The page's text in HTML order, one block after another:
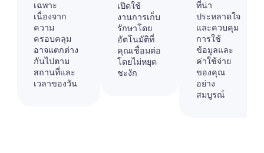
เฉพาะ
เนื่องจาก
ความ
ครอบคลุม
อาจแตกต่าง
กันไปตาม
สถานที่และ
เวลาของวัน
เปิดใช้
งานการเก็บ
รักษาโดย
อัตโนมัติที่
คุณเชื่อมต่อ
โดยไม่หยุด
ชะงัก
ที่น่า
ประหลาดใจ
และควบคุม
การใช้
ข้อมูลและ
ค่าใช้จ่าย
ของคุณ
อย่าง
สมบูรณ์